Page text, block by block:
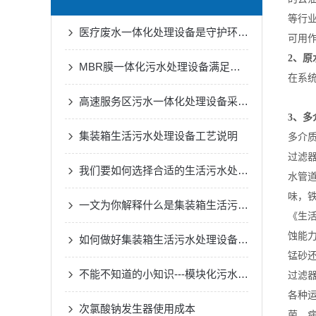
医疗废水一体化处理设备是守护环境的健康防线
MBR膜一体化污水处理设备满足各种工业废水的处理需求
高速服务区污水一体化处理设备采用了的生物处理技术
集装箱生活污水处理设备工艺说明
我们要如何选择合适的生活污水处理设备
一文为你解释什么是集装箱生活污水处理设备
如何做好集装箱生活污水处理设备的一切安全措施？
不能不知道的小知识---模块化污水处理设备的正确安装方法
次氯酸钠发生器使用成本
等行
可用
2、原
在系
3、多
多介
过滤
水管
味，
《生
蚀能
锰砂
过滤
各种